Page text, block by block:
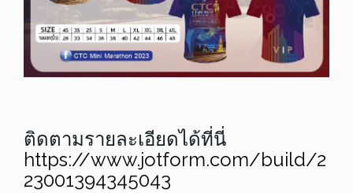
ติดตามรายละเอียดได้ที่นี่
https://www.jotform.com/build/2
23001394345043